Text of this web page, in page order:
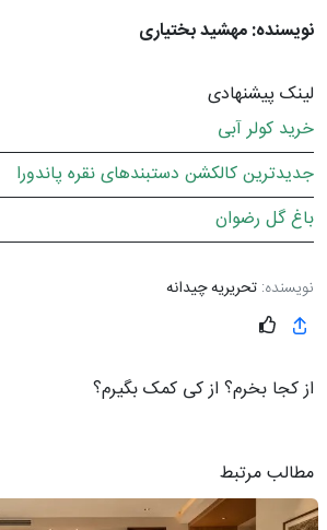
نویسنده: مهشید بختیاری
لینک پیشنهادی
خرید کولر آبی
جدیدترین کالکشن دستبندهای نقره پاندورا
باغ گل رضوان
نویسنده: تحریریه چیدانه
از کجا بخرم؟ از کی کمک بگیرم؟
مطالب مرتبط